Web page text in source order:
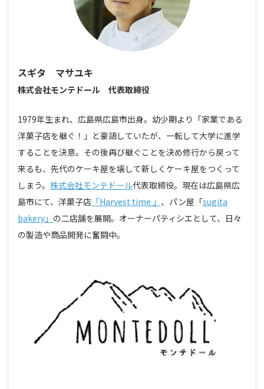
スギタ マサユキ
株式会社モンテドール 代表取締役
1979年生まれ、広島県広島市出身。幼少期より「家業である
洋菓子店を継ぐ！」と豪語していたが、一転して大学に進学
することを決意。その後再び継ぐことを決め修行から戻って
来るも、先代のケーキ屋を壊して新しくケーキ屋をつくって
しまう。 株式会社モンテドール代表取締役。 現在は広島県広
島市にて、洋菓子店 「Harvest time 」 、パン屋「sugita
bakery」 の二店舗を展開。オーナーパティシエとして、日々
の製造や商品開発に奮闘中。